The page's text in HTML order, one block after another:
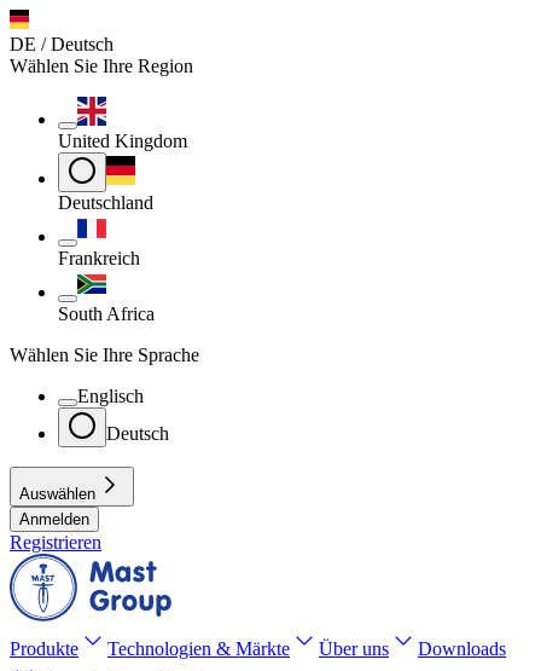
DE / Deutsch
Wählen Sie Ihre Region
United Kingdom
Deutschland
Frankreich
South Africa
Wählen Sie Ihre Sprache
Englisch
Deutsch
Auswählen
Anmelden
Registrieren
Produkte Technologien & Märkte Über uns
Downloads